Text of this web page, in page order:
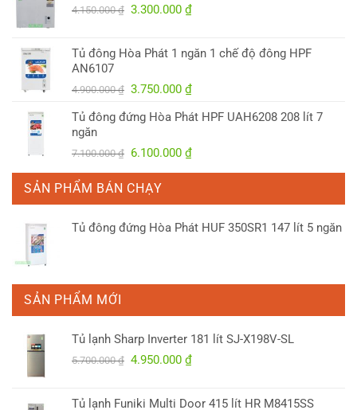
4.150.000₫ Giá
4.150.000 ₫.
3.300.000 ₫Giá
là:
Tủ đông Hòa Phát 1 ngăn 1 chế độ đông HPF
AN6107
4.900.000₫ Giá
là:
3.750.000 ₫Giá
tại
3.750.000 ₫.
Tủ đông đứng Hòa Phát HPF UAH6208 208 lít 7
ngăn
7.100.000₫ Giá
là:
7.100.000 ₫.
6.100.000 ₫Giá
là:
SẢN PHẨM BÁN CHẠY
Tủ đông đứng Hòa Phát HUF 350SR1 147 lít 5 ngăn
SẢN PHẨM MỚI
Tủ lạnh Sharp Inverter 181 lít SJ-X198V-SL
5.700.000₫ Giá
4.950.000 ₫Giá
Tủ lạnh Funiki Multi Door 415 lít HR M8415SS